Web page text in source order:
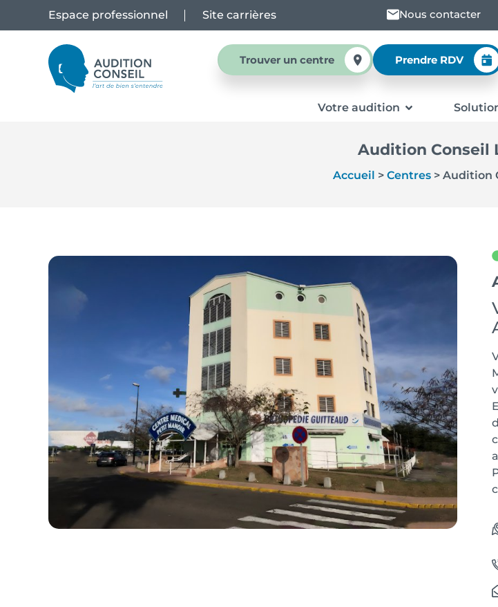
Espace professionnel Site carrières Nous contacter
Trouver un centre Prendre RDV
Votre audition
Audition Conseil
Accueil > Centres > Audition